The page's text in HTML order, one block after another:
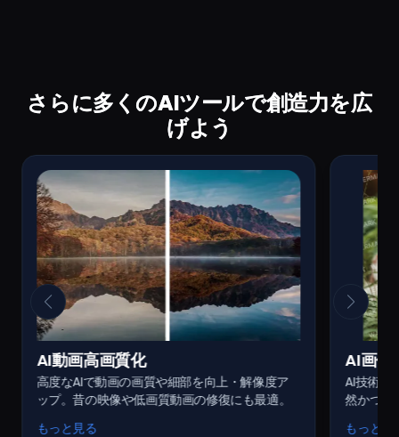
さらに多くのAIツールで創造力を広
げよう
AI動画高画質化
高度なAIで動画の画質や細部を向上・解像度ア
ップ。昔の映像や低画質動画の修復にも最適。
もっと見る
AI画像
AI技術で
然かつ迅
もっと見